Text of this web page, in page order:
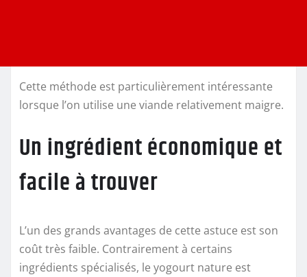
Cette méthode est particulièrement intéressante
lorsque l’on utilise une viande relativement maigre.
Un ingrédient économique et
facile à trouver
L’un des grands avantages de cette astuce est son
coût très faible. Contrairement à certains
ingrédients spécialisés, le yogourt nature est